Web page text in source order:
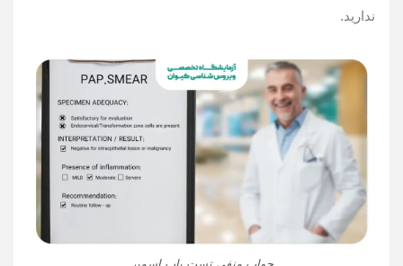
ندارید.